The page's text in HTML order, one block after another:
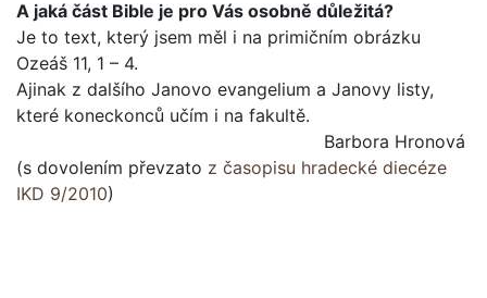
A jaká část Bible je pro Vás osobně důležitá?
Je to text, který jsem měl i na primičním obrázku
Ozeáš 11, 1 – 4.
Ajinak z dalšího Janovo evangelium a Janovy listy,
které koneckonců učím i na fakultě.
Barbora Hronová
(s dovolením převzato z časopisu hradecké diecéze
IKD 9/2010)